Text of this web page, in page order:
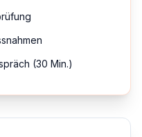
(30 Min.)